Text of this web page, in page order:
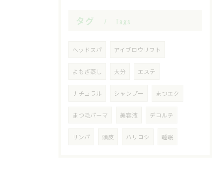
タグ Tags
ヘッドスパ アイブロウリフト
よもぎ蒸し 大分 エステ
ナチュラル シャンプー まつエク
まつ毛パーマ 美容液 デコルテ
リンパ 頭皮 ハリコシ 睡眠